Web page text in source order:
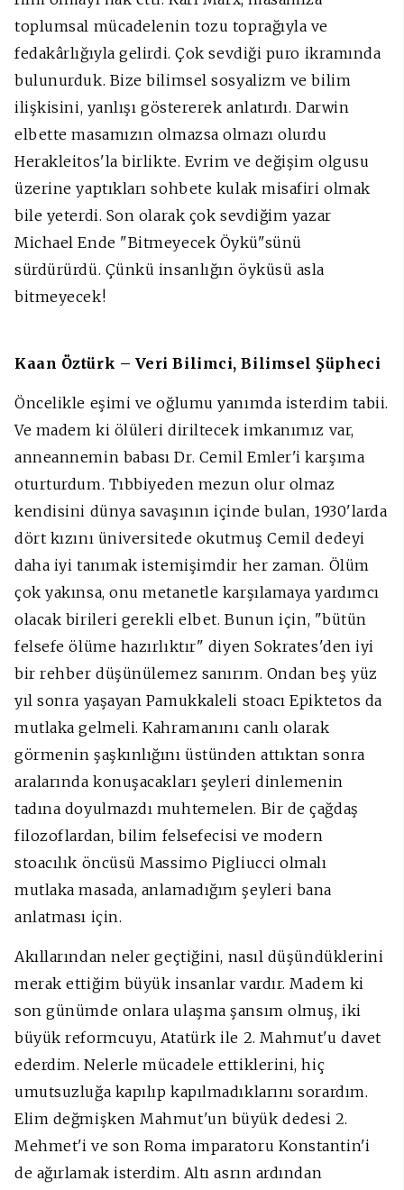
toplumsal mücadelenin tozu toprağıyla ve
fedakârlığıyla gelirdi. Çok sevdiği puro ikramında
bulunurduk. Bize bilimsel sosyalizm ve bilim
ilişkisini, yanlışı göstererek anlatırdı. Darwin
elbette masamızın olmazsa olmazı olurdu
Herakleitos'la birlikte. Evrim ve değişim olgusu
üzerine yaptıkları sohbete kulak misafiri olmak
bile yeterdi. Son olarak çok sevdiğim yazar
Michael Ende "Bitmeyecek Öykü"sünü
sürdürürdü. Çünkü insanlığın öyküsü asla
bitmeyecek!
Kaan Öztürk – Veri Bilimci, Bilimsel Şüpheci
Öncelikle eşimi ve oğlumu yanımda isterdim tabii.
Ve madem ki ölüleri diriltecek imkanımız var,
anneannemin babası Dr. Cemil Emler'i karşıma
oturturdum. Tıbbiyeden mezun olur olmaz
kendisini dünya savaşının içinde bulan, 1930'larda
dört kızını üniversitede okutmuş Cemil dedeyi
daha iyi tanımak istemişimdir her zaman. Ölüm
çok yakınsa, onu metanetle karşılamaya yardımcı
olacak birileri gerekli elbet. Bunun için, "bütün
felsefe ölüme hazırlıktır" diyen Sokrates'den iyi
bir rehber düşünülemez sanırım. Ondan beş yüz
yıl sonra yaşayan Pamukkaleli stoacı Epiktetos da
mutlaka gelmeli. Kahramanını canlı olarak
görmenin şaşkınlığını üstünden attıktan sonra
aralarında konuşacakları şeyleri dinlemenin
tadına doyulmazdı muhtemelen. Bir de çağdaş
filozoflardan, bilim felsefecisi ve modern
stoacılık öncüsü Massimo Pigliucci olmalı
mutlaka masada, anlamadığım şeyleri bana
anlatması için.
Akıllarından neler geçtiğini, nasıl düşündüklerini
merak ettiğim büyük insanlar vardır. Madem ki
son günümde onlara ulaşma şansım olmuş, iki
büyük reformcuyu, Atatürk ile 2. Mahmut'u davet
ederdim. Nelerle mücadele ettiklerini, hiç
umutsuzluğa kapılıp kapılmadıklarını sorardım.
Elim değmişken Mahmut'un büyük dedesi 2.
Mehmet'i ve son Roma imparatoru Konstantin'i
de ağırlamak isterdim. Altı asrın ardından